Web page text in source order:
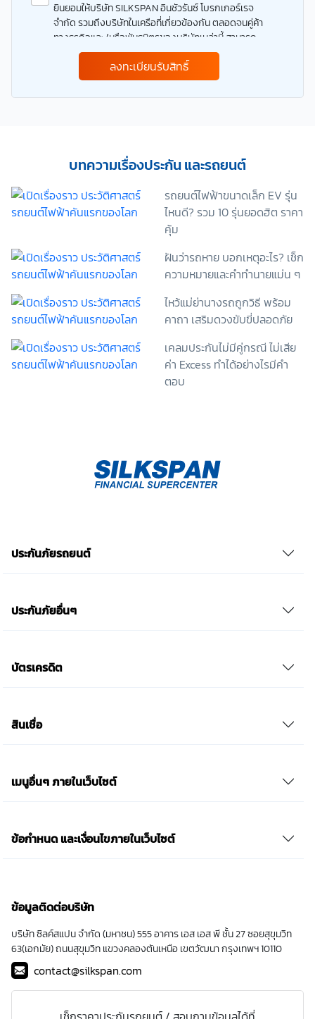
ยินยอมให้บริษัท SILKSPAN อินชัวรันซ์ โบรกเกอร์เรจ
จำกัด รวมถึงบริษัทในเครือที่เกี่ยวข้องกัน ตลอดจนคู่ค้า
ทางธุรกิจและ/หรือพันธมิตรของบริษัทเหล่านี้ สามารถ
เก็บ ใช้ และ/หรือ เปิดเผยข้อมูลส่วนบุคคลและข้อมูลส่วน
บุคคลที่มีความอ่อนไหวของข้าพเจ้า เพื่อวัตถุประสงค์ใน
การดำเนินการติดต่อและนำเสนอข้อมูลสำหรับการขาย
ผลิตภัณฑ์ การจัดทำรายการส่งเสริมการขายและการ
อื่นๆ ท่านสามารถอ่านรายละเอียดนโยบายคุ้มครองข้อมูล
ส่วนบุคคลและสิทธิของเจ้าของข้อมูลส่วนบุคคลได้ที่
ความยินยอม ทั้งนี้ ก่อนการแสดงเจตนา ข้าพเจ้าได้อ่าน
รายละเอียดจากเอกสารชี้แจงข้อมูล หรือได้รับคำอธิบาย
จากหน่วยงานถึงวัตถุประสงค์ในการเก็บรวบรวม ใช้หรือ
และมีความเข้าใจดีแล้ว ข้าพเจ้าให้ความยินยอมหรือปฏิเสธ
ไม่ให้ความยินยอมในเอกสารนี้ด้วยความสมัครใจ
ข้าพเจ้าสามารถถอนความยินยอมนี้เสียเมื่อใดก็ได้ เว้นแต่
ในกรณีมีข้อจำกัดสิทธิตามกฎหมายหรือยังมีสัญญา
กรณีที่ข้าพเจ้าประสงค์จะไม่ให้ความยินยอม ข้าพเจ้าเข้าใจ
และยอมรับว่า การไม่ให้ความยินยอมจะมีผลทำให้ข้าพเจ้า
(เช่น ข้าพเจ้าอาจได้รับความสะดวกในการใช้บริการน้อย
ยินยอม” ในช่องสนทนา เป็นการแสดงเจตนายินยอมของ
ข้าพเจ้าแทนการลงลายมือชื่อเป็นหลักฐาน รวบรวมเบี้ย
ลงทะเบียนรับสิทธิ์
บทความเรื่องประกัน และรถยนต์
รถยนต์ไฟฟ้าขนาดเล็ก EV รุ่น
ไหนดี? รวม 10 รุ่นยอดฮิต ราคา
คุ้ม
ฝันว่ารถหาย บอกเหตุอะไร? เช็ก
ความหมายและคำทำนายแม่น ๆ
ไหว้แม่ย่านางรถถูกวิธี พร้อม
คาถา เสริมดวงขับขี่ปลอดภัย
เคลมประกันไม่มีคู่กรณี ไม่เสีย
ค่า Excess ทำได้อย่างไรมีคำ
ตอบ
ประกันภัยรถยนต์
ประกันภัยอื่นๆ
บัตรเครดิต
สินเชื่อ
เมนูอื่นๆ ภายในเว็บไซต์
ข้อกำหนด และเงื่อนไขภายในเว็บไซต์
ข้อมูลติดต่อบริษัท
บริษัท ซิลค์สแปน จำกัด (มหาชน) 555 อาคาร เอส เอส พี ชั้น 27 ซอยสุขุมวิท
63(เอกมัย) ถนนสุขุมวิท แขวงคลองตันเหนือ เขตวัฒนา กรุงเทพฯ 10110
contact@silkspan.com